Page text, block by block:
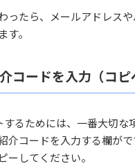
ったら、メールアドレス
す。
コードを入力（コピ
するためには、一番大切な
介コードを入力する欄が
ーしてください。